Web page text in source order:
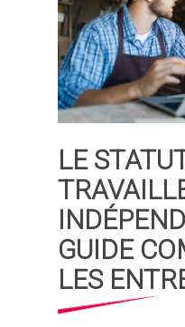
LE
GUIDE
LES